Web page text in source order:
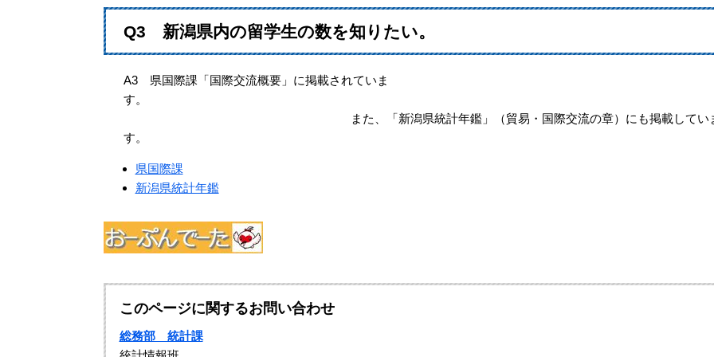
Q3 新潟県内の留学生の数を知りたい。
A3 県国際課「国際交流概要」に掲載されていま
す
また、「新潟県統計年鑑」（貿易・国際交流の章）にも掲載してい
す。
県国際課
新潟県統計年鑑
このページに関するお問い合わせ
総務部 統計課